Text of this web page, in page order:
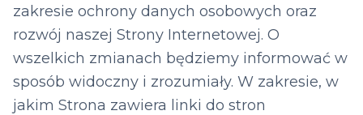
zakresie ochrony danych osobowych oraz
rozwój naszej Strony Internetowej. O
wszelkich zmianach będziemy informować w
sposób widoczny i zrozumiały. W zakresie, w
jakim Strona zawiera linki do stron